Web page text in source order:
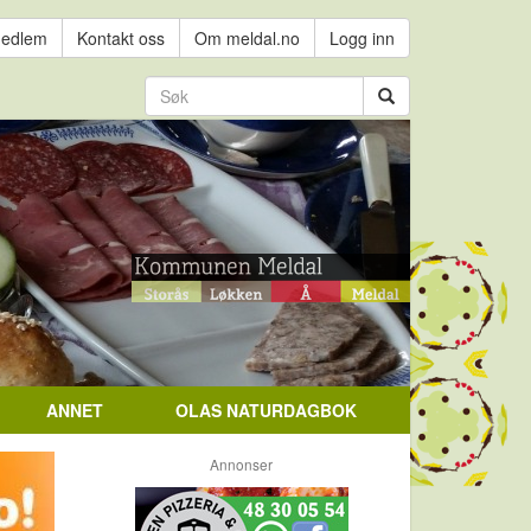
Kontakt oss Om meldal.no Logg inn
ANNET OLAS NATURDAGBOK
Annonser